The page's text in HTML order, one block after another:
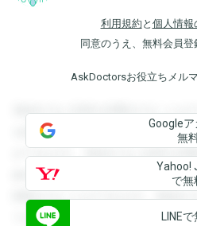
利用規約 と 個人情報
同意のうえ、無料会員
AskDoctorsお役立ちメル
登録すると回答を閲覧することが
を閲覧することができます。登録
ができます。登録すると回答を閲
録すると回答を閲覧することがで
閲覧することができます。登録す
できます。登録すると回答を閲覧
Google
無
Yahoo!
で無
LINE